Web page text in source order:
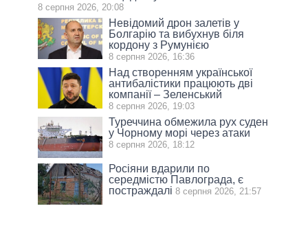
8 серпня 2026, 20:08
Невідомий дрон залетів у
Болгарію та вибухнув біля
кордону з Румунією
8 серпня 2026, 16:36
Над створенням української
антибалістики працюють дві
компанії – Зеленський
8 серпня 2026, 19:03
Туреччина обмежила рух суден
у Чорному морі через атаки
8 серпня 2026, 18:12
Росіяни вдарили по
середмістю Павлограда, є
постраждалі 8 серпня 2026, 21:57